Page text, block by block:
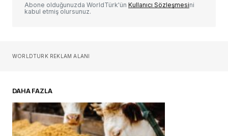
Sizin adınız*
Daha sonraki yorumlarımda kullanılması için
adım, e-posta adresim ve site adresim bu
tarayıcıya kaydedilsin.
Abone olduğunuzda WorldTürk'ün Kullanıcı Sözleşmesini
kabul etmiş olursunuz.
WORLDTURK REKLAM ALANI
DAHA FAZLA